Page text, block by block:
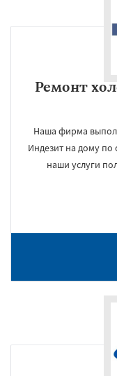
Ремонт
Наша фирма
Индезит на дому
наши услуги